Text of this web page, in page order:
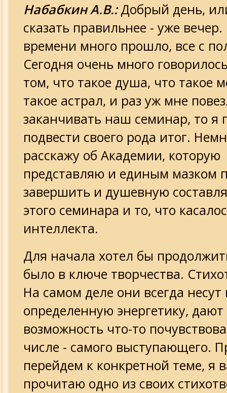
Набабкин А.В.:Добрый день,
сказать правильнее - уже
времени много прошло, все с
Сегодня очень много
том, что такое душа, что такое
такое астрал, и раз уж мне
заканчивать наш семинар, то я
подвести своего рода итог.
расскажу об Академии, которую
представляю и единым мазком
завершить и душевную
этого семинара и то, что
интеллекта.
Для начала хотел бы
было в ключе творчества.
На самом деле они всегда несут
определенную энергетику, дают
возможность что-то
числе - самого выступающего.
перейдем к конкретной теме, я
прочитаю одно из своих